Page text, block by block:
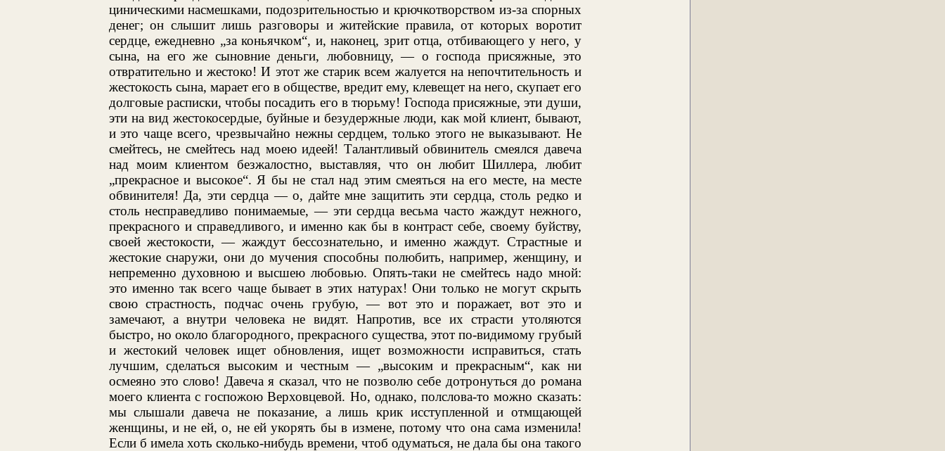
циническими насмешками, подозрительностью и крючкотворством из-за спорных
денег; он слышит лишь разговоры и житейские правила, от которых воротит
сердце, ежедневно „за коньячком“, и, наконец, зрит отца, отбивающего у него, у
сына, на его же сыновние деньги, любовницу, — о господа присяжные, это
отвратительно и жестоко! И этот же старик всем жалуется на непочтительность и
жестокость сына, марает его в обществе, вредит ему, клевещет на него, скупает его
долговые расписки, чтобы посадить его в тюрьму! Господа присяжные, эти души,
эти на вид жестокосердые, буйные и безудержные люди, как мой клиент, бывают,
и это чаще всего, чрезвычайно нежны сердцем, только этого не выказывают. Не
смейтесь, не смейтесь над моею идеей! Талантливый обвинитель смеялся давеча
над моим клиентом безжалостно, выставляя, что он любит Шиллера, любит
„прекрасное и высокое“. Я бы не стал над этим смеяться на его месте, на месте
обвинителя! Да, эти сердца — о, дайте мне защитить эти сердца, столь редко и
столь несправедливо понимаемые, — эти сердца весьма часто жаждут нежного,
прекрасного и справедливого, и именно как бы в контраст себе, своему буйству,
своей жестокости, — жаждут бессознательно, и именно жаждут. Страстные и
жестокие снаружи, они до мучения способны полюбить, например, женщину, и
непременно духовною и высшею любовью. Опять-таки не смейтесь надо мной:
это именно так всего чаще бывает в этих натурах! Они только не могут скрыть
свою страстность, подчас очень грубую, — вот это и поражает, вот это и
замечают, а внутри человека не видят. Напротив, все их страсти утоляются
быстро, но около благородного, прекрасного существа, этот по-видимому грубый
и жестокий человек ищет обновления, ищет возможности исправиться, стать
лучшим, сделаться высоким и честным — „высоким и прекрасным“, как ни
осмеяно это слово! Давеча я сказал, что не позволю себе дотронуться до романа
моего клиента с госпожою Верховцевой. Но, однако, полслова-то можно сказать:
мы слышали давеча не показание, а лишь крик исступленной и отмщающей
женщины, и не ей, о, не ей укорять бы в измене, потому что она сама изменила!
Если б имела хоть сколько-нибудь времени, чтоб одуматься, не дала бы она такого